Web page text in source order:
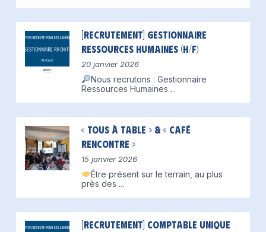
[Recrutement] Gestionnaire
Ressources Humaines (H/F)
20 janvier 2026
Nous recrutons : Gestionnaire
Ressources Humaines ...
« Tous à table » & « Café
Rencontre »
15 janvier 2026
Être présent sur le terrain, au plus
près des ...
[Recrutement] Comptable unique